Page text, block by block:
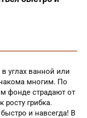
углах ванной или
многим. По
фонде страдают от
росту грибка.
и навсегда! В